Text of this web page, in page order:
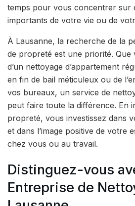
temps pour vous concentrer sur
importants de votre vie ou de
À Lausanne, la recherche de la
de propreté est une priorité. Que
d’un nettoyage d’appartement
en fin de bail méticuleux ou de
vos bureaux, un service de
peut faire toute la différence. En
propreté, vous investissez dans
et dans l’image positive de votre
chez vous ou au travail.
Distinguez-vous
Entreprise de